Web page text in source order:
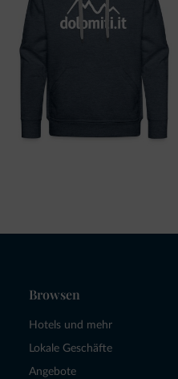
Browsen
Hotels und mehr
Lokale Geschäfte
Angebote